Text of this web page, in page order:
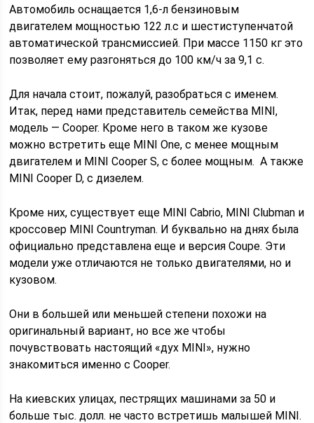
Автомобиль оснащается 1,6-л бензиновым
двигателем мощностью 122 л.с и шестиступенчатой
автоматической трансмиссией. При массе 1150 кг это
позволяет ему разгоняться до 100 км/ч за 9,1 с.
Для начала стоит, пожалуй, разобраться с именем.
Итак, перед нами представитель семейства MINI,
модель — Cooper. Кроме него в таком же кузове
можно встретить еще MINI One, с менее мощным
двигателем и MINI Cooper S, с более мощным. А также
MINI Cooper D, с дизелем.
Кроме них, существует еще MINI Cabrio, MINI Clubman и
кроссовер MINI Countryman. И буквально на днях была
официально представлена еще и версия Coupe. Эти
модели уже отличаются не только двигателями, но и
кузовом.
Они в большей или меньшей степени похожи на
оригинальный вариант, но все же чтобы
почувствовать настоящий «дух MINI», нужно
знакомиться именно с Cooper.
На киевских улицах, пестрящих машинами за 50 и
больше тыс. долл. не часто встретишь малышей MINI.